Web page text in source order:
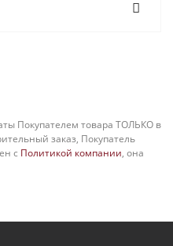
Покупателем товара ТОЛЬКО в
заказ, Покупатель
с Политикой компании, она